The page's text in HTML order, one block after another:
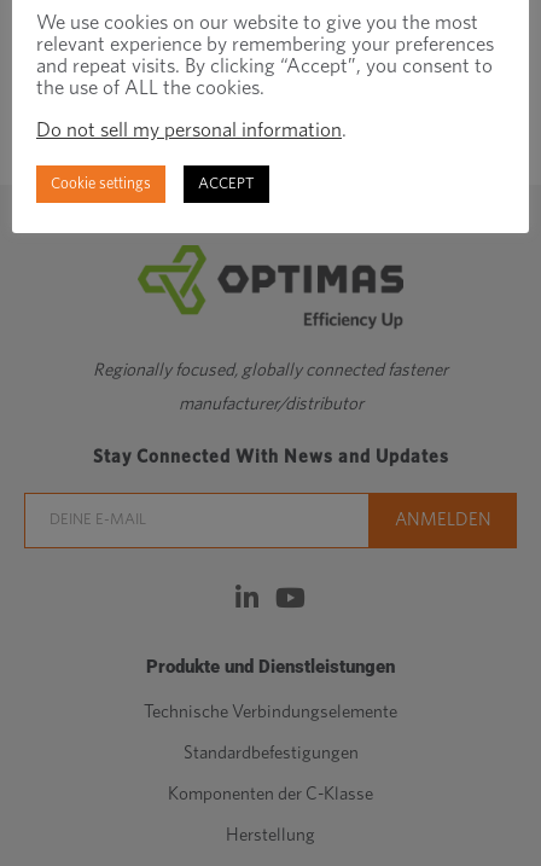
Regionally focused, globally connected fastener
manufacturer/distributor
Stay Connected With News and Updates
Produkte und Dienstleistungen
Technische Verbindungselemente
Standardbefestigungen
Komponenten der C-Klasse
Herstellung
We use cookies on our website to give you the most
relevant experience by remembering your preferences
and repeat visits. By clicking “Accept”, you consent to
the use of ALL the cookies.
Do not sell my personal information.
Cookie settings ACCEPT